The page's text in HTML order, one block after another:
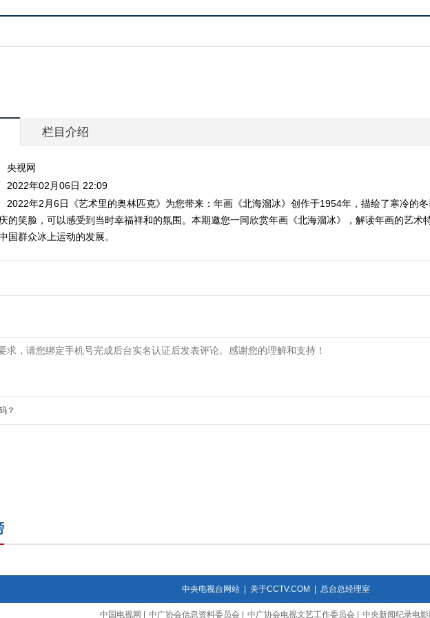
栏目介绍
央视网
2022年02月06日 22:09
2022年2月6日《艺术里的奥林匹克》为您带来：年画《北海溜冰》创作于1954年，描绘了寒冷的
的笑脸，可以感受到当时幸福祥和的氛围。本期邀您一同欣赏年画《北海溜冰》，解读年画的艺术
国群众冰上运动的发展。
中央电视台网站| 关于CCTV.COM 总台总经理室
中国电视网 中广协会信息资料委员会 中广协会电视文艺工作委员会 中央新闻纪录电